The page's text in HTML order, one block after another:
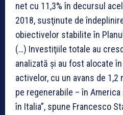
net cu 11,3% în decursul
2018, susţinute de
obiectivelor stabilite în
(…) Investiţiile totale au
analizată şi au fost alocate
activelor, cu un avans de
pe regenerabile – în
în Italia”, spune Francesco